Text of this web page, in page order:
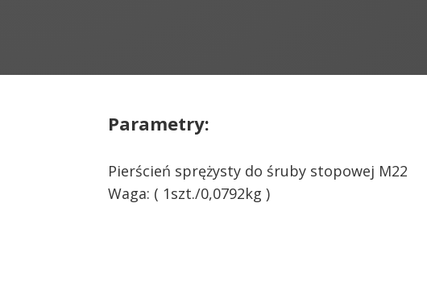
Parametry:
Pierścień sprężysty do śruby stopowej M22
Waga: ( 1szt./0,0792kg )